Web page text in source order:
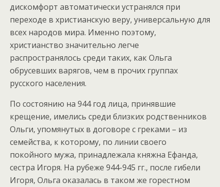
дискомфорт автоматически устранялся при
переходе в христианскую веру, универсальную для
всех народов мира. Именно поэтому,
христианство значительно легче
распространялось среди таких, как Ольга
обрусевших варягов, чем в прочих группах
русского населения.
По состоянию на 944 год лица, принявшие
крещение, имелись среди близких родственников
Ольги, упомянутых в договоре с греками – из
семейства, к которому, по линии своего
покойного мужа, принадлежала княжна Ефанда,
сестра Игоря. На рубеже 944-945 гг., после гибели
Игоря, Ольга оказалась в таком же горестном